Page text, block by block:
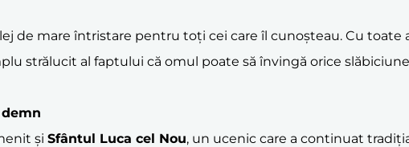
de mare întristare pentru toți cei care îl cunoșteau. Cu
strălucit al faptului că omul poate să învingă orice
și Sfântul Luca cel Nou, un ucenic care a continuat